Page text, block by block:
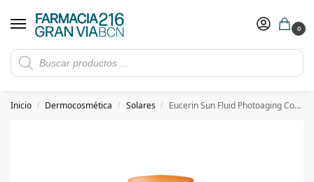
0
Rebajas de verano hasta -30%
​ 5€ de descuento con el cupón 5GRANVIA (compras superiores a 150€)
Inicio / Dermocosmética / Solares / Eucerin Sun Fluid Photoaging Control FPS 50